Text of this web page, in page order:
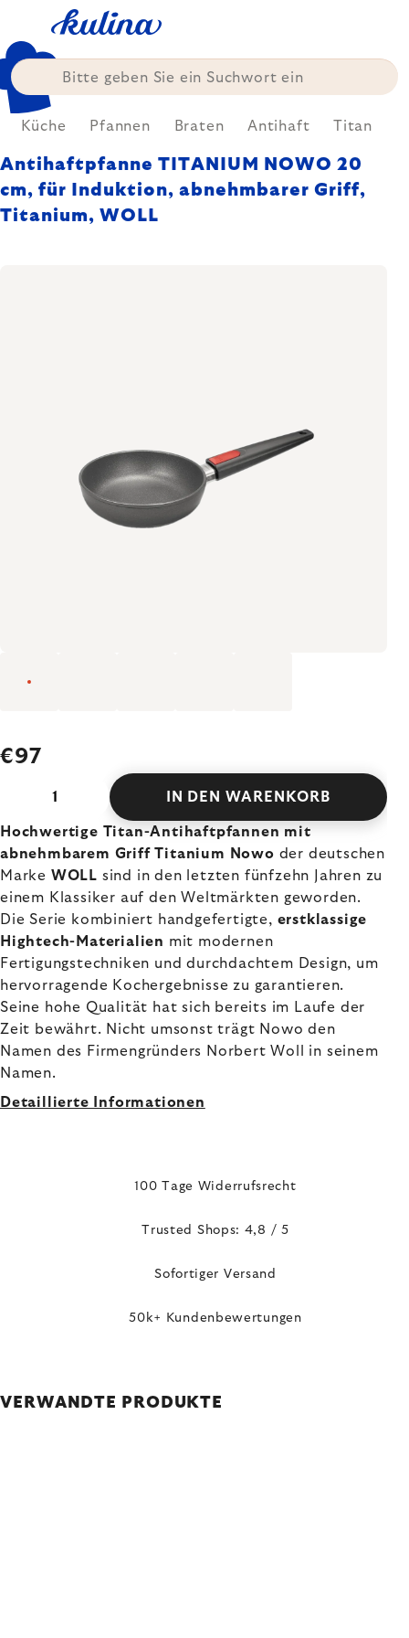
springen
Küche Pfannen Braten Antihaft Titan
Antihaftpfanne TITANIUM NOWO 20
cm, für Induktion, abnehmbarer Griff,
Titanium, WOLL
€97
IN DEN WARENKORB
Hochwertige Titan-Antihaftpfannen mit
abnehmbarem Griff Titanium Nowo der deutschen
Marke WOLL sind in den letzten fünfzehn Jahren zu
einem Klassiker auf den Weltmärkten geworden.
Die Serie kombiniert handgefertigte, erstklassige
Hightech-Materialien mit modernen
Fertigungstechniken und durchdachtem Design, um
hervorragende Kochergebnisse zu garantieren.
Seine hohe Qualität hat sich bereits im Laufe der
Zeit bewährt. Nicht umsonst trägt Nowo den
Namen des Firmengründers Norbert Woll in seinem
Namen.
Detaillierte Informationen
100 Tage Widerrufsrecht
Trusted Shops: 4,8 / 5
Sofortiger Versand
50k+ Kundenbewertungen
VERWANDTE PRODUKTE